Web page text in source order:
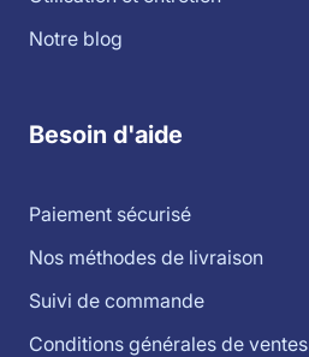
Notre blog
Besoin d'aide
Paiement sécurisé
Nos méthodes de livraison
Suivi de commande
Conditions générales de ventes